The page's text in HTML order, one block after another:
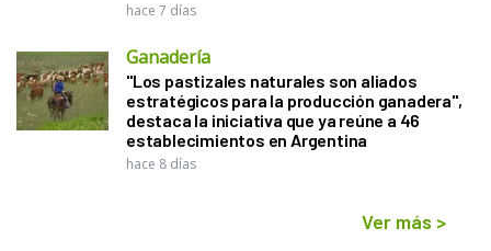
hace 7 días
Ganadería
"Los pastizales naturales son aliados
estratégicos para la producción ganadera",
destaca la iniciativa que ya reúne a 46
establecimientos en Argentina
hace 8 días
Ver más >